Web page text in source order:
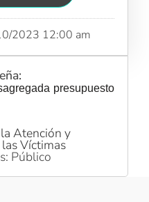
2023 12:00 am
presupuesto
Atención y
Víctimas
Público